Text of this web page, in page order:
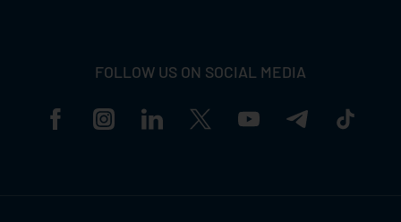
FOLLOW US ON SOCIAL MEDIA